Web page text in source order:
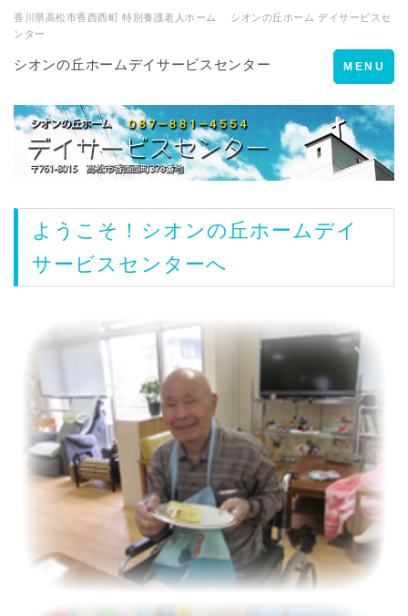
香川県高松市香西西町 特別養護老人ホーム シオンの丘ホーム デイサービスセ
ンター
シオンの丘ホームデイサービスセンター
Toggle
navigation
MENU
ようこそ！シオンの丘ホームデイ
サービスセンターへ